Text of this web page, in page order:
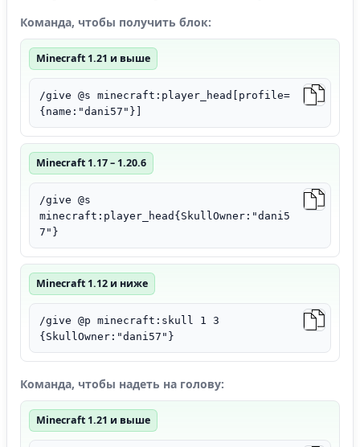
Команда, чтобы получить блок:
Minecraft 1.21 и выше
/give @s minecraft:player_head[profile=
{name:"dani57"}]
Minecraft 1.17 – 1.20.6
/give @s
minecraft:player_head{SkullOwner:"dani5
7"}
Minecraft 1.12 и ниже
/give @p minecraft:skull 1 3
{SkullOwner:"dani57"}
Команда, чтобы надеть на голову:
Minecraft 1.21 и выше